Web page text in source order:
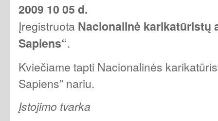
2009 10 05 d.
Įregistruota Nacionalinė karikatūristų
Sapiens“.
Kviečiame tapti Nacionalinės
Sapiens” nariu.
Įstojimo tvarka